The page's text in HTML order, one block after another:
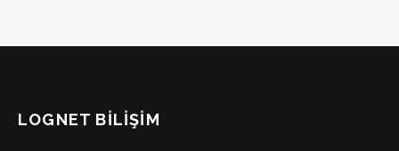
LOGNET BILIŞIM